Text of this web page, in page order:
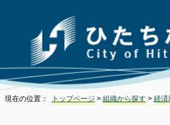
現在の位置： トップページ > 組織から探す > 経済